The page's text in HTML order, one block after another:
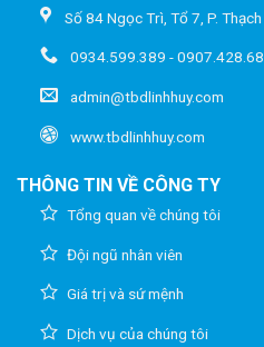
Số 84 Ngọc Trì, Tổ 7, P.
0934.599.389 -
admin@tbdlinhhuy.com
www.tbdlinhhuy.com
THÔNG TIN VỀ CÔNG TY
Tổng quan về chúng tôi
Đội ngũ nhân viên
Giá trị và sứ mệnh
Dịch vụ của chúng tôi